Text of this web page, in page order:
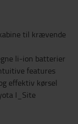
til krævende
li-ion batterier
features
effektiv kørsel
I_Site